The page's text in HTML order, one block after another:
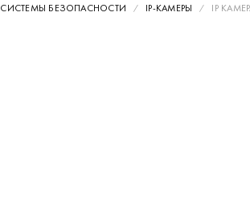
СИСТЕМЫ БЕЗОПАСНОСТИ IP-КАМЕРЫ IP